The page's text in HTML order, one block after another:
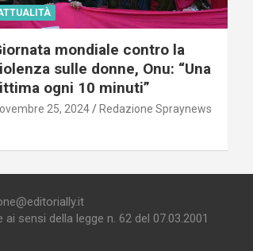
mondiale contro la
sulle donne, Onu: “Una
ogni 10 minuti”
25, 2024 Redazione Spraynews
sensi della legge n. 62 del 07.03.2001